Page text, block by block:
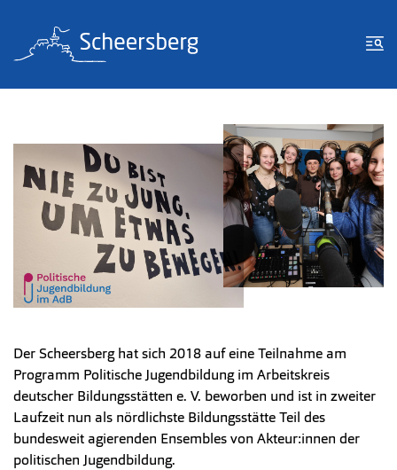
Zum Inhalt springen
Zur Fußzeile springen
Der Scheersberg hat sich 2018 auf eine Teilnahme am
Programm Politische Jugendbildung im Arbeitskreis
deutscher Bildungsstätten e. V. beworben und ist in zweiter
Laufzeit nun als nördlichste Bildungsstätte Teil des
bundesweit agierenden Ensembles von Akteur:innen der
politischen Jugendbildung.